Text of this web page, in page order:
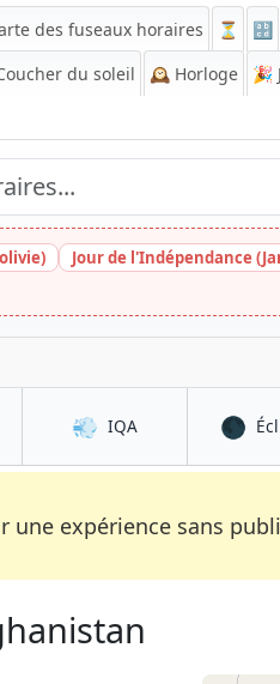
des fuseaux horaires ⏳ 🔡
du soleil 🕰️ Horloge 🎉
Jour de l'Indépendance
💨 IQAà Taloqan 🌑
une expérience sans